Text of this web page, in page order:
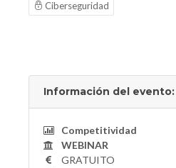
Ciberseguridad
Información del evento:
Competitividad
WEBINAR
GRATUITO